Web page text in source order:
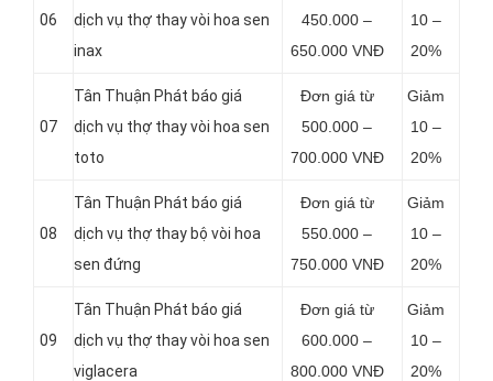
06
dịch vụ thợ thay vòi hoa sen
inax
450.000 –
650.000 VNĐ
10 –
20%
07
Tân Thuận Phát báo giá
dịch vụ thợ thay vòi hoa sen
toto
Đơn giá từ
500.000 –
700.000 VNĐ
Giảm
10 –
20%
08
Tân Thuận Phát báo giá
dịch vụ thợ thay bộ vòi hoa
sen đứng
Đơn giá từ
550.000 –
750.000 VNĐ
Giảm
10 –
20%
09
Tân Thuận Phát báo giá
dịch vụ thợ thay vòi hoa sen
viglacera
Đơn giá từ
600.000 –
800.000 VNĐ
Giảm
10 –
20%